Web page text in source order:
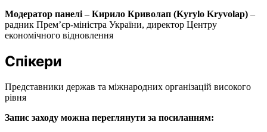
Модератор панелі – Кирило Криволап (Kyrylo Kryvolap) –
радник Прем’єр-міністра України, директор Центру
економічного відновлення
Спікери
Представники держав та міжнародних організацій високого
рівня
Запис заходу можна переглянути за посиланням: